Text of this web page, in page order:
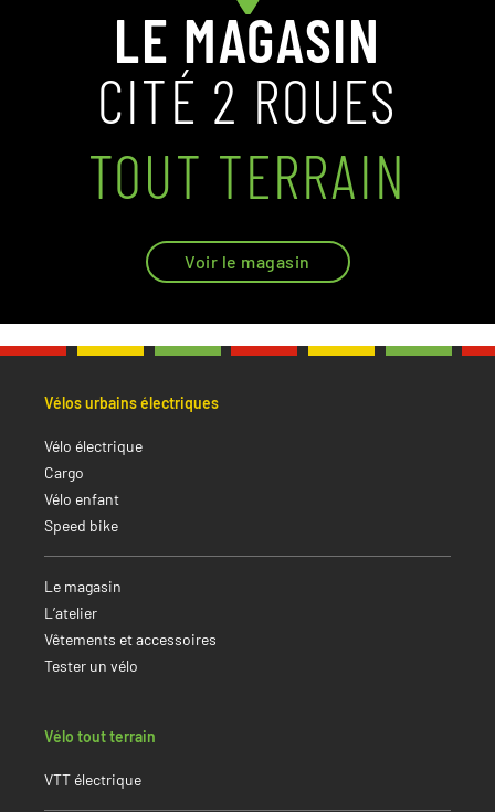
LE MAGASIN
CITÉ 2 ROUES
TOUT TERRAIN
Voir le magasin
Vélos urbains électriques
Vélo électrique
Cargo
Vélo enfant
Speed bike
Le magasin
L’atelier
Vêtements et accessoires
Tester un vélo
Vélo tout terrain
VTT électrique